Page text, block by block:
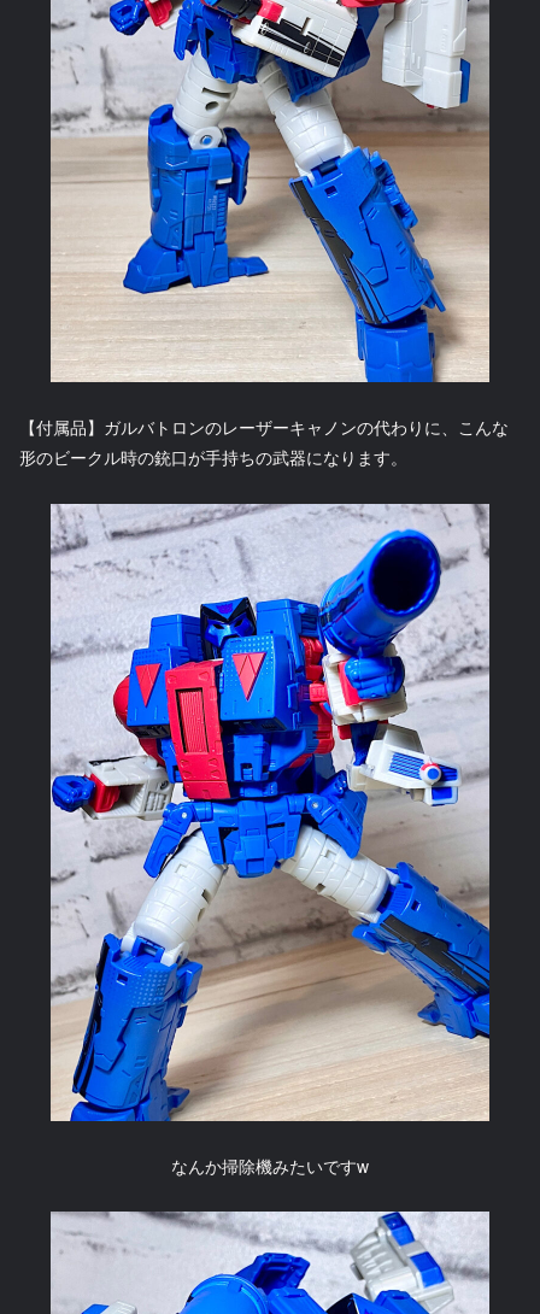
【付属品】ガルバトロンのレーザーキャノンの代わりに、こんな
形のビークル時の銃口が手持ちの武器になります。
なんか掃除機みたいですw